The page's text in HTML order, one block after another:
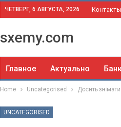
ЧЕТВЕРГ, 6 АВГУСТА, 2026 Контакты
sxemy.com
Главное Актуально
Home Uncategorised Досить
UNCATEGORISED